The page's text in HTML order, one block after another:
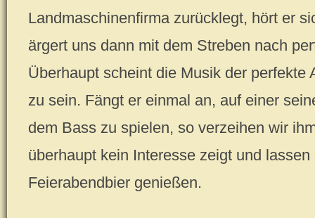
Landmaschinenfirma zurücklegt, hört er
ärgert uns dann mit dem Streben nach
Überhaupt scheint die Musik der perfekte
zu sein. Fängt er einmal an, auf einer
dem Bass zu spielen, so verzeihen wir
überhaupt kein Interesse zeigt und
Feierabendbier genießen.